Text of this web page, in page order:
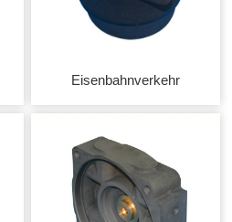
Eisenbahnverkehr